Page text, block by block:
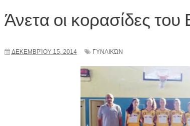
Άνετα οι κορασίδες του
ΔΕΚΕΜΒΡΊΟΥ 15, 2014 ΓΥΝΑΙΚΏΝ